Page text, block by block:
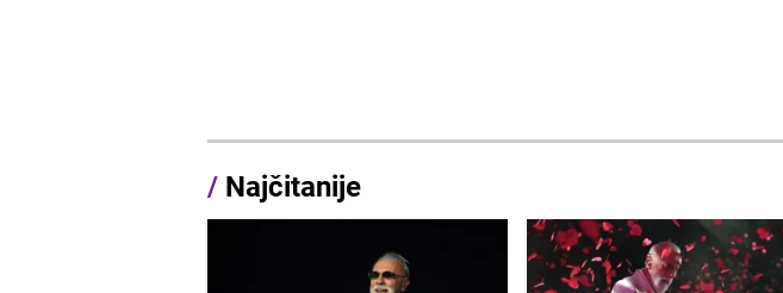
/ Najčitanije